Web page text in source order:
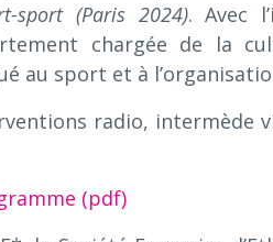
sport (Paris 2024). Avec
chargée de la
au sport et à
radio, intermède
(pdf)